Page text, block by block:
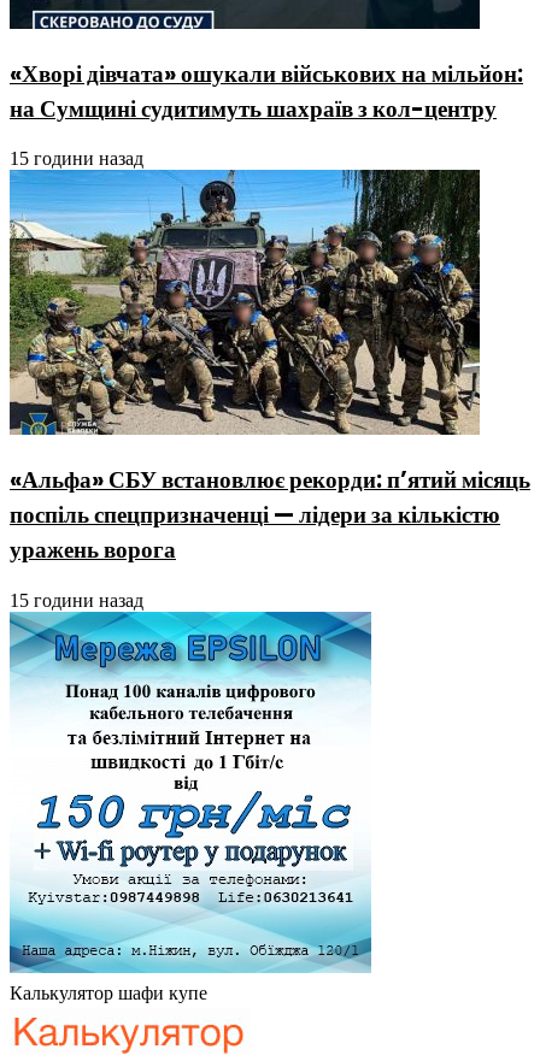
«Хворі дівчата» ошукали військових на мільйон:
на Сумщині судитимуть шахраїв з кол-центру
15 години назад
«Альфа» СБУ встановлює рекорди: п’ятий місяць
поспіль спецпризначенці — лідери за кількістю
уражень ворога
15 години назад
Калькулятор шафи купе